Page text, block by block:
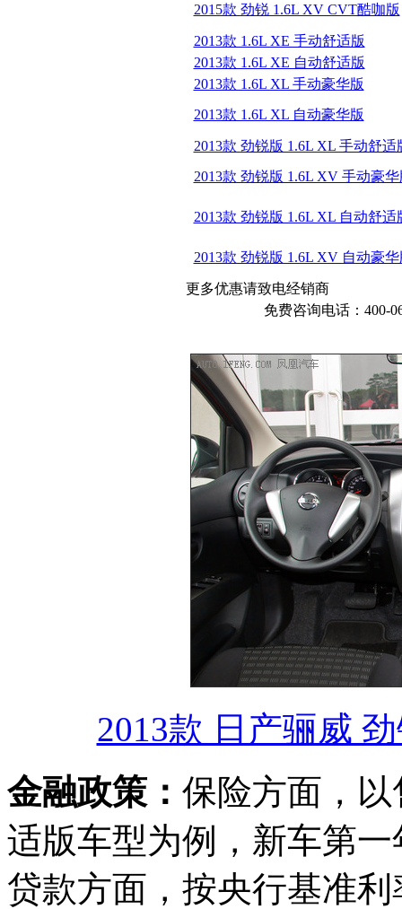
2015款 劲锐 1.6L XV CVT酷咖版
2013款 1.6L XE 手动舒适版
2013款 1.6L XE 自动舒适版
2013款 1.6L XL 手动豪华版
2013款 1.6L XL 自动豪华版
2013款 劲锐版 1.6L XL 手动舒适
2013款 劲锐版 1.6L XV 手动豪华
2013款 劲锐版 1.6L XL 自动舒适
2013款 劲锐版 1.6L XV 自动豪华
更多优惠请致电经销商
免费咨询电话：400-
2013款 日产骊威
金融政策： 保险方面，以
适版车型为例，新车第
贷款方面，按央行基准